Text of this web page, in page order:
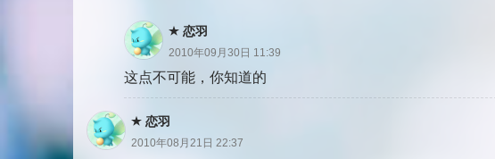
恋羽
2010年09月30日 11:39
这点不可能，你知道的
恋羽
2010年08月21日 22:37